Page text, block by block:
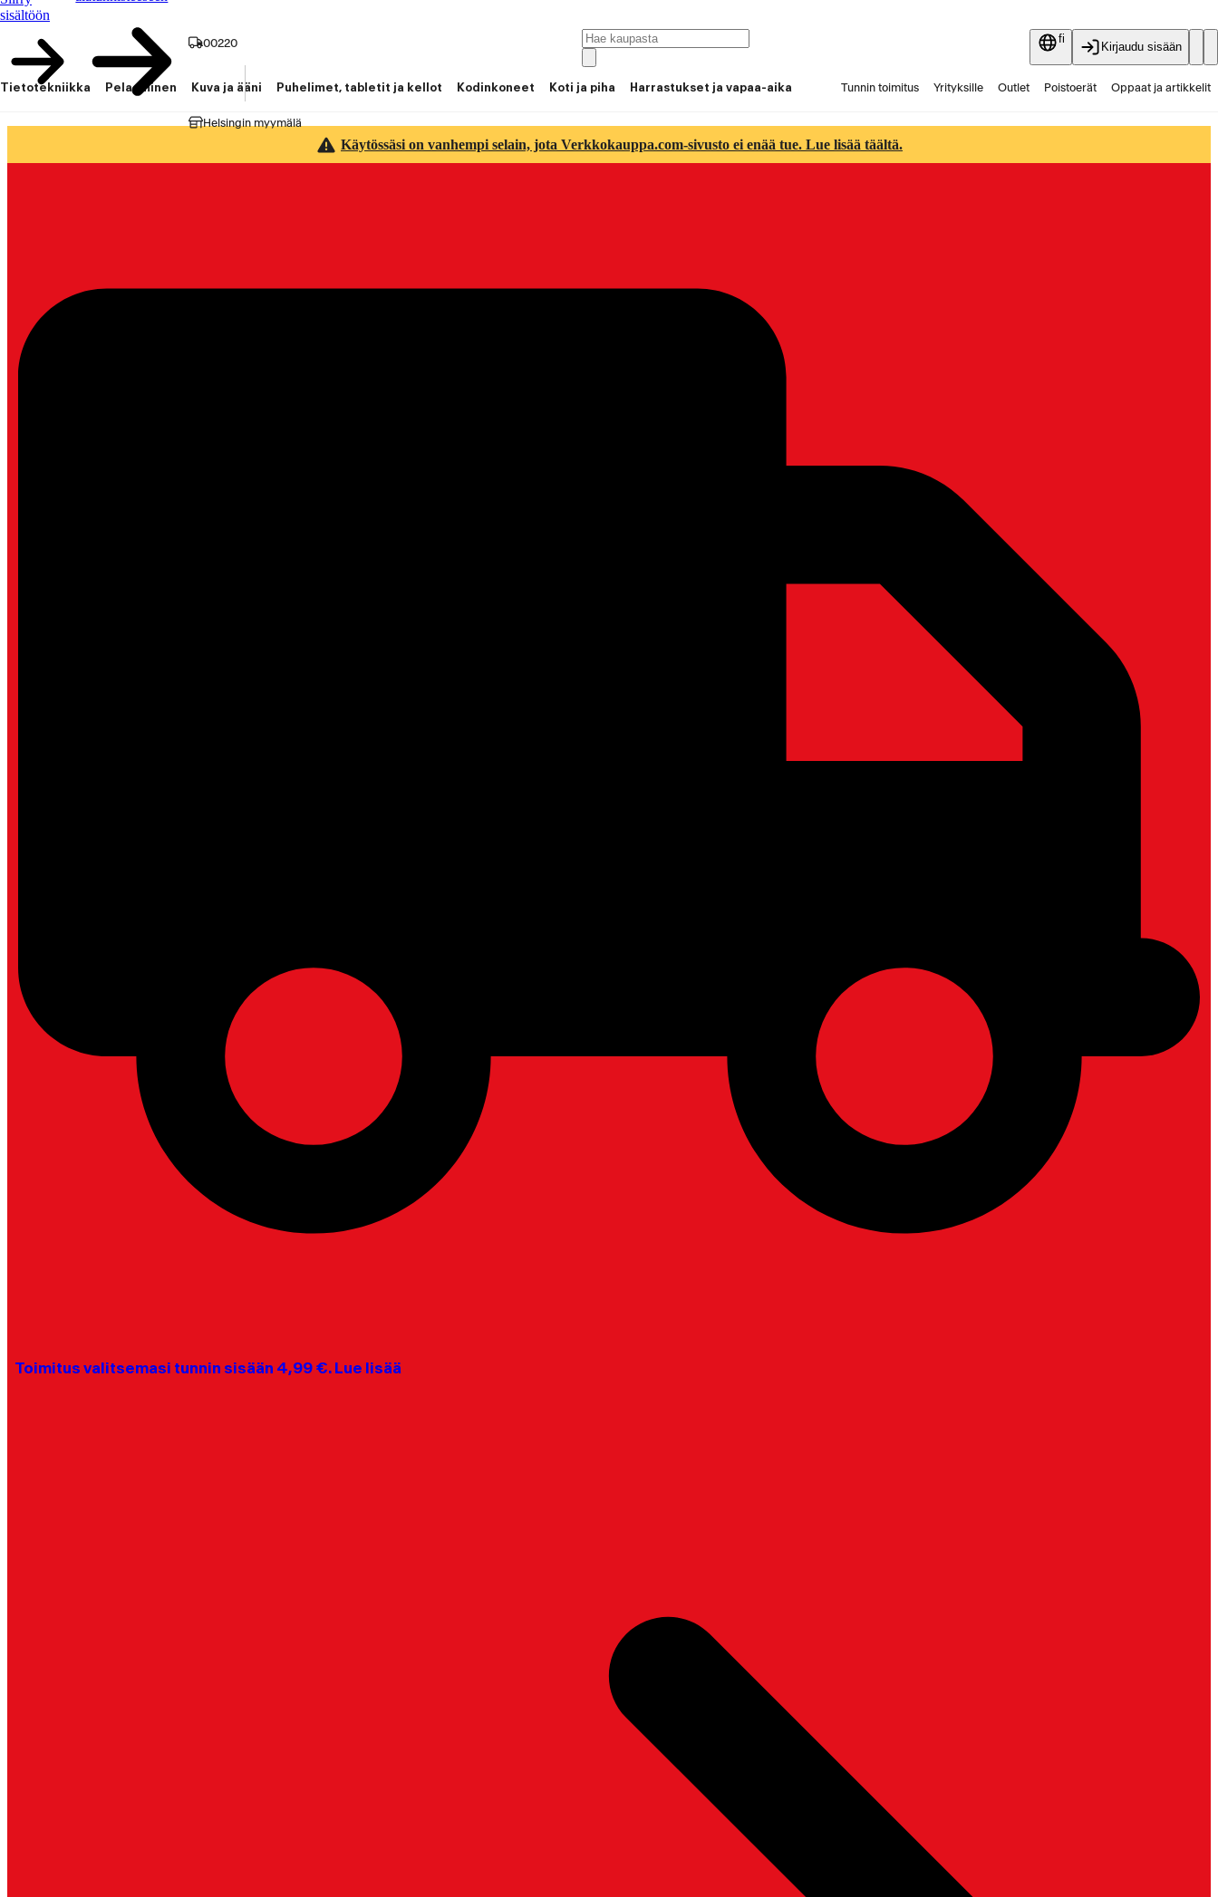
sisältöön
00220
Helsingin myymälä
fi
Kirjaudu sisään
Tietotekniikka Pelaaminen Kuva ja ääni Puhelimet, tabletit ja kellot Kodinkoneet Koti ja piha Harrastukset ja vapaa-aika Tunnin toimitus Yrityksille Outlet Poistoerät Oppaat ja artikkelit
Käytössäsi on vanhempi selain, jota Verkkokauppa.com-sivusto ei enää tue. Lue lisää täältä.
Toimitus valitsemasi tunnin sisään 4,99 €. Lue lisää